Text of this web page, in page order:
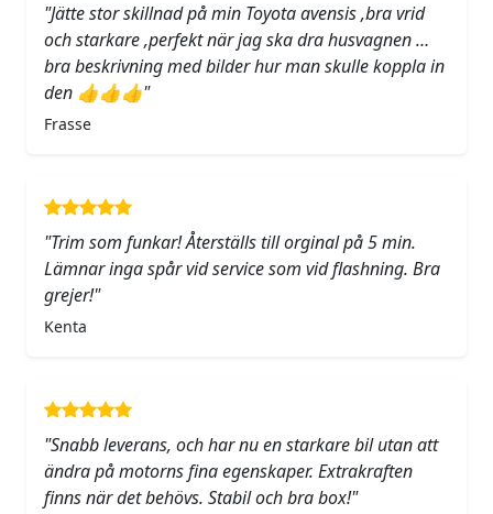
"Jätte stor skillnad på min Toyota avensis ,bra vrid
och starkare ,perfekt när jag ska dra husvagnen …
bra beskrivning med bilder hur man skulle koppla in
den 👍👍👍"
Frasse
"Trim som funkar! Återställs till orginal på 5 min.
Lämnar inga spår vid service som vid flashning. Bra
grejer!"
Kenta
"Snabb leverans, och har nu en starkare bil utan att
ändra på motorns fina egenskaper. Extrakraften
finns när det behövs. Stabil och bra box!"